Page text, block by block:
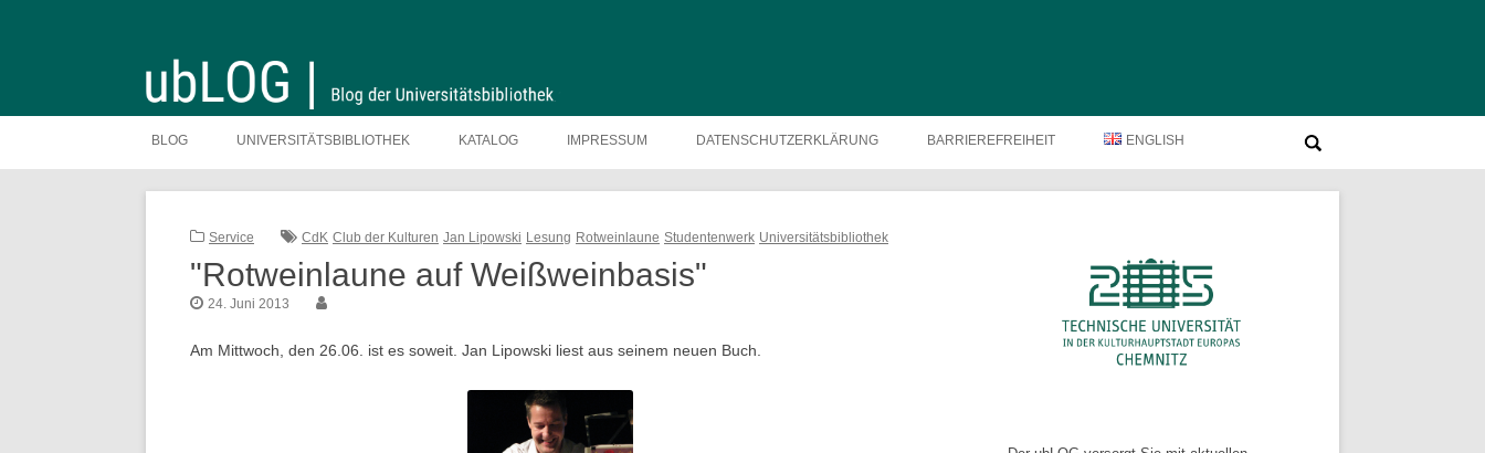
Inhalt
BLOG UNIVERSITÄTSBIBLIOTHEK KATALOG IMPRESSUM DATENSCHUTZERKLÄRUNG BARRIEREFREIHEIT ENGLISH
nach:
Service CdK Club der Kulturen Jan Lipowski Lesung Rotweinlaune Studentenwerk Universitätsbibliothek
"Rotweinlaune auf Weißweinbasis"
24. Juni 2013
Am Mittwoch, den 26.06. ist es soweit. Jan Lipowski liest aus seinem neuen Buch.